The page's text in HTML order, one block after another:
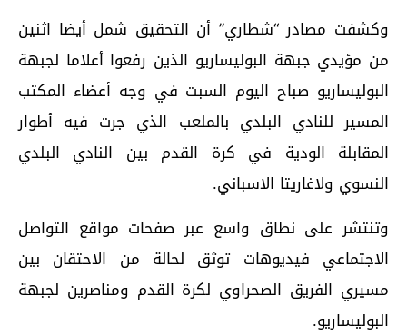
وكشفت مصادر “شطاري” أن التحقيق شمل أيضا اثنين
من مؤيدي جبهة البوليساريو الذين رفعوا أعلاما لجبهة
البوليساريو صباح اليوم السبت في وجه أعضاء المكتب
المسير للنادي البلدي بالملعب الذي جرت فيه أطوار
المقابلة الودية في كرة القدم بين النادي البلدي
النسوي ولاغاريتا الاسباني.
وتنتشر على نطاق واسع عبر صفحات مواقع التواصل
الاجتماعي فيديوهات توثق لحالة من الاحتقان بين
مسيري الفريق الصحراوي لكرة القدم ومناصرين لجبهة
البوليساريو.